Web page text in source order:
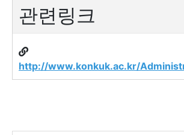
관련링크
http://www.konkuk.ac.kr/